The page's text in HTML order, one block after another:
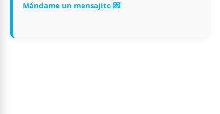
Mándame un mensajito 💌